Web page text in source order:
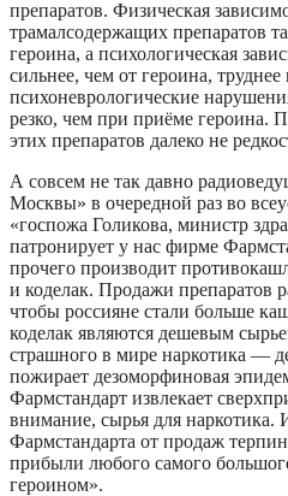
препаратов. Физическая
трамалсодержащих препаратов
героина, а психологическая
сильнее, чем от героина,
психоневрологические
резко, чем при приёме героина.
этих препаратов далеко не
А совсем не так давно
Москвы» в очередной раз во
«госпожа Голикова, министр
патронирует у нас фирме
прочего производит
и коделак. Продажи препаратов
чтобы россияне стали больше
коделак являются дешевым
страшного в мире наркотика —
пожирает дезоморфиновая
Фармстандарт извлекает
внимание, сырья для
Фармстандарта от продаж
прибыли любого самого
героином».